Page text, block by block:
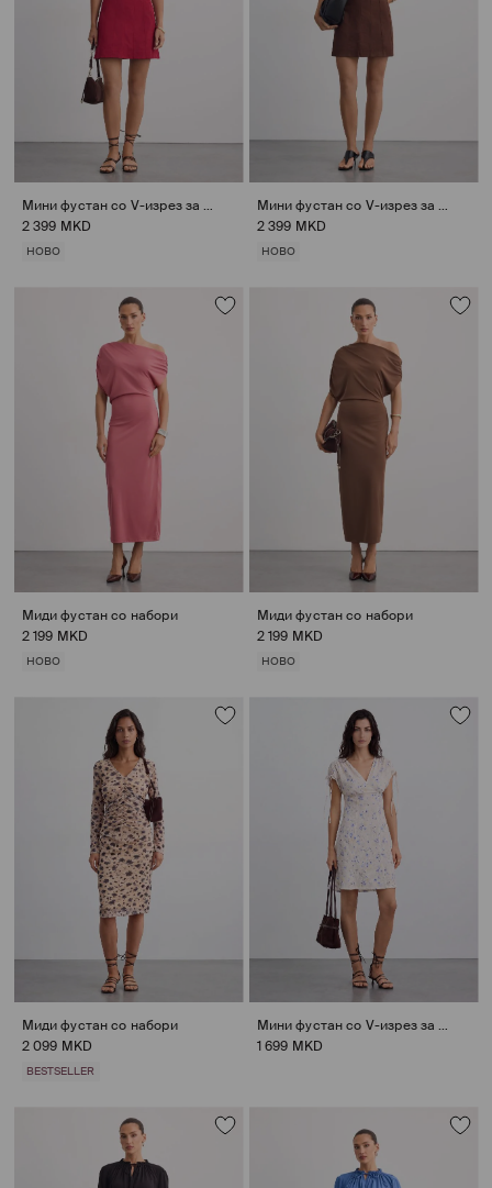
Мини фустан со V-изрез за врат
2 399 MKD
НОВО
Мини фустан со V-изрез за врат
2 399 MKD
НОВО
Миди фустан со набори
2 199 MKD
НОВО
Миди фустан со набори
2 199 MKD
НОВО
Миди фустан со набори
2 099 MKD
BESTSELLER
Мини фустан со V-изрез за врат
1 699 MKD